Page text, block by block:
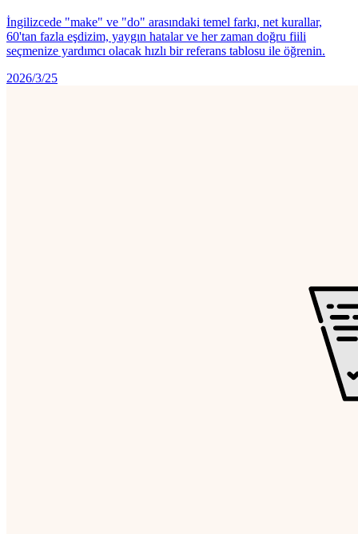
İngilizcede "make" ve "do" arasındaki temel farkı, net kurallar,
60'tan fazla eşdizim, yaygın hatalar ve her zaman doğru fiili
seçmenize yardımcı olacak hızlı bir referans tablosu ile öğrenin.
2026/3/25